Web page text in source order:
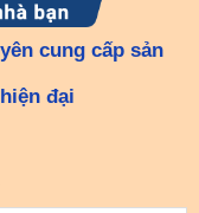
cung cấp sản
đại